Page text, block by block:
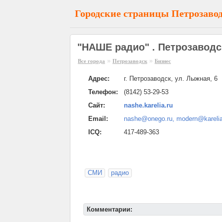
Городские страницы
"НАШЕ радио" .
Все города » Петрозаводск » Бизнес
Адрес:
г. Петрозаводск, ул. Лыжная, 6
Телефон:
(8142) 53-29-53
Сайт:
nashe.karelia.ru
Email:
nashe@onego.ru,
ICQ:
417-489-363
СМИ радио
Комментарии: